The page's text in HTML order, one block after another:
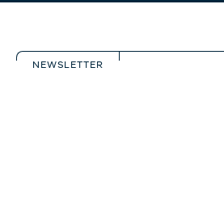
NEWSLETTER